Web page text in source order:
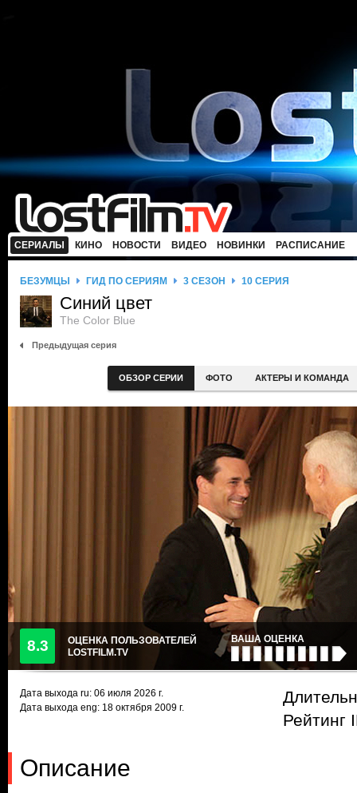
СЕРИАЛЫ КИНО НОВОСТИ ВИДЕО НОВИНКИ РАСПИСАНИЕ
БЕЗУМЦЫ ГИД ПО СЕРИЯМ 3 СЕЗОН 10 СЕРИЯ
Синий цвет
The Color Blue
Предыдущая серия
ОБЗОР СЕРИИ ФОТО АКТЕРЫ И КОМАНДА
8.3
ОЦЕНКА ПОЛЬЗОВАТЕЛЕЙ
LOSTFILM.TV
ВАША ОЦЕНКА
Дата выхода ru: 06 июля 2026 г.
Дата выхода eng: 18 октября 2009 г.
Рейтинг
Описание